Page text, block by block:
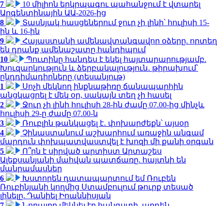
7
10 միլիոն երկրպագու պահանջում է վտարել
Արգենտինային ԱԱ-2026-ից
8
Տասնյակ հասցեներում ջուր չի լինի՝ հուլիսի 15-
ին և 16-ին
9
Հայաստանի ամենավտանգավոր օձերը. որտեղ
են դրանք ամենաշատը հանդիպում
10
Պուտինը հանդես է եկել հայտարարությամբ.
Խուզարկություն և ձերբակալություն․ թիրախում՝
ընդդիմադիրները (տեսանյութ)
1
Սոչի մեկնող ինքնաթիռը ճանապարհին
անցկացրել է մեկ օր, սակայն տեղ չի հասել
2
Ջուր չի լինի հուլիսի 28-ին ժամը 07.00-ից մինչև
հուլիսի 29-ը ժամը 07.00-ն
3
Ռուբլին թանկացել է․ փոխարժեքն՝ այսօր
4
Չինաստանում աշխարհում առաջին անգամ
մարդուն փոխպատվաստվել է խոզի մի քանի օրգան
5
Ո՞րն է սիրված արտիստ Արտաշես
Ալեքսանյանի մահվան պատճառը. հայտնի են
մանրամասներ
6
Խստորեն դատապարտում եմ Ռուբեն
Ռուբինյանի կողմից Ստամբուլում թուրք տեսած
լինելը. Դանիել Իոաննիսյան